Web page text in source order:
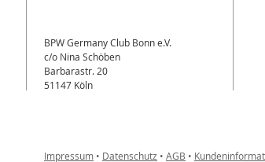
BPW Germany Club Bonn e.V.
c/o Nina Schöben
Barbarastr. 20
51147 Köln
Impressum • Datenschutz • AGB •